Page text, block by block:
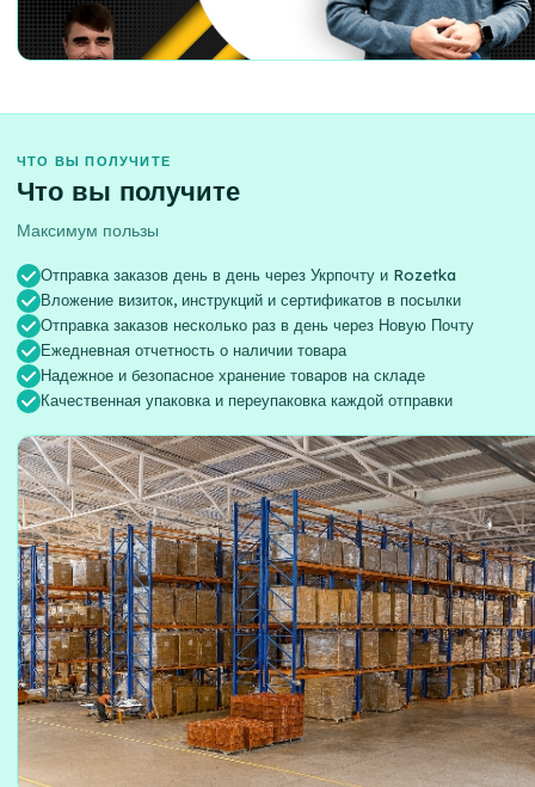
ЧТО ВЫ ПОЛУЧИТЕ
Что вы получите
Максимум пользы
Отправка заказов день в день через Укрпочту и Rozetka
Вложение визиток, инструкций и сертификатов в посылки
Отправка заказов несколько раз в день через Новую Почту
Ежедневная отчетность о наличии товара
Надежное и безопасное хранение товаров на складе
Качественная упаковка и переупаковка каждой отправки